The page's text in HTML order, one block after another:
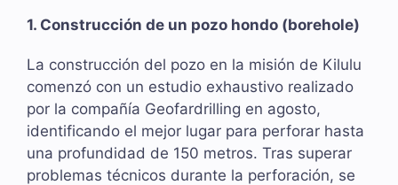
1. Construcción de un pozo hondo (borehole)
La construcción del pozo en la misión de Kilulu
comenzó con un estudio exhaustivo realizado
por la compañía Geofardrilling en agosto,
identificando el mejor lugar para perforar hasta
una profundidad de 150 metros. Tras superar
problemas técnicos durante la perforación, se